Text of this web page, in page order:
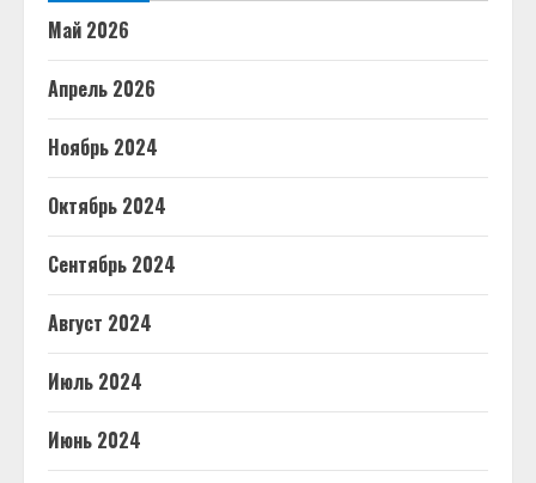
Май 2026
Апрель 2026
Ноябрь 2024
Октябрь 2024
Сентябрь 2024
Август 2024
Июль 2024
Июнь 2024